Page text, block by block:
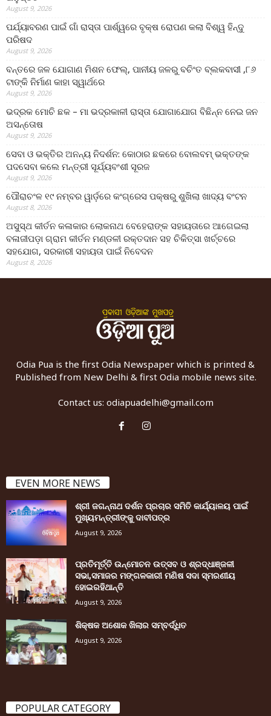
August 9, 2026
ପର୍ଯ୍ୟାବରଣ ପାଇଁ ଗାଁ ରାସ୍ତା ପାର୍ଶ୍ୱରେ ବୃକ୍ଷ ରୋପଣ କଲା ବିଶ୍ୱ ହିନ୍ଦୁ
ପରିଷଦ
August 9, 2026
ବନ୍ତରେ ଜଳ ଯୋଗାଣ ମିଶନ ଫେଲ୍‌, ପାନୀୟ ଜଳରୁ ବଚିଂତ ବ୍ଲକବାସୀ ,୮୬
ଟାଙ୍କି ନିର୍ମାଣ କାହା ସ୍ୱାର୍ଥରେ
August 9, 2026
ଭଦ୍ରକ ମୋଚି ଛକ – ମା ଭଦ୍ରକାଳୀ ରାସ୍ତା ଯୋଗାଯୋଗ ବିଛିନ୍ନ ନେଇ ଜନ
ଅସନ୍ତୋଷ
August 9, 2026
ସେବା ଓ ଭକ୍ତିର ଅନନ୍ୟ ନିଦର୍ଶନ: କୋଠାର ଛକରେ ବୋଲବମ୍ ଭକ୍ତଙ୍କ
ପଦସେବା କଲେ ମନ୍ତ୍ରୀ ସୂର୍ଯ୍ୟବଂଶୀ ସୂରଜ
August 9, 2026
ପୌରାଚଂଳ ୧୯ ନମ୍ବର ୱାର୍ଡ଼ରେ କଂଗ୍ରେସ ପକ୍ଷରୁ ଶୁଖିଲା ଖାଦ୍ୟ ବଂଟନ
August 8, 2026
ଅସୁସ୍ଥ କୀର୍ତନ କଳାକାର ଲୋକନାଥ ବେହେରାଙ୍କ ସହାୟତାରେ ଆଗେଇଲା
ବଳାଜୀପଡ଼ା ଗ୍ରାମ କୀର୍ତନ ମଣ୍ଡଳୀ ରକ୍ତଦାନ ସହ ଚିକିତ୍ସା ଖର୍ଚ୍ଚରେ
ସହଯୋଗ, ସରକାରୀ ସହାୟତା ପାଇଁ ନିବେଦନ
August 8, 2026
Odia Pua is the first Odia Newspaper which is printed &
Published from New Delhi & first Odia mobile news site.
Contact us: odiapuadelhi@gmail.com
EVEN MORE NEWS
ଶ୍ରୀ ଜଗନ୍ନାଥ ଦର୍ଶନ ପ୍ରଚାର ସମିତି କାର୍ଯ୍ୟାଳୟ ପାଇଁ
ମୁଖ୍ୟମନ୍ତ୍ରୀଙ୍କୁ ଦାବୀପତ୍ର
August 9, 2026
ପ୍ରତିମୂର୍ତ୍ତି ଉନ୍ମୋଚନ ଉତ୍ସବ ଓ ଶ୍ରଦ୍ଧାଞ୍ଜଳୀ
ସଭା,ସମାଜର ମଙ୍ଗଳକାରୀ ମଣିଷ ସଦା ସ୍ମରଣୀୟ
ହୋଇରହିଥାନ୍ତି
August 9, 2026
ଶିକ୍ଷକ ଅଶୋକ ଖିଲାର ସମ୍ବର୍ଦ୍ଧିତ
August 9, 2026
POPULAR CATEGORY